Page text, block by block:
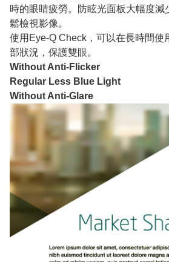
時的眼睛疲勞。防眩光面板大幅度減
鬆檢視影像。
使用Eye-Q Check，可以在長時間使
部狀況，保護雙眼。
Without Anti-Flicker
Regular Less Blue Light
Without Anti-Glare